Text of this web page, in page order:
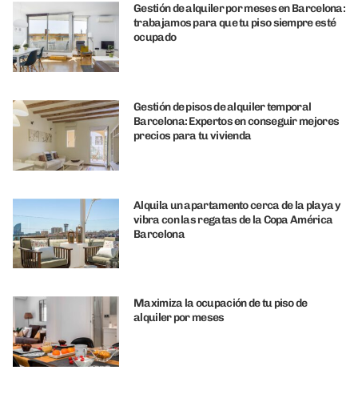
Gestión de alquiler por meses en Barcelona:
trabajamos para que tu piso siempre esté
ocupado
Gestión de pisos de alquiler temporal
Barcelona: Expertos en conseguir mejores
precios para tu vivienda
Alquila un apartamento cerca de la playa y
vibra con las regatas de la Copa América
Barcelona
Maximiza la ocupación de tu piso de
alquiler por meses